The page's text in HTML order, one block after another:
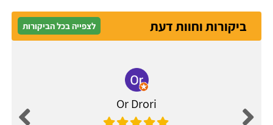
ביקורות וחוות דעת לצפייה בכל הביקורות
Or Drori